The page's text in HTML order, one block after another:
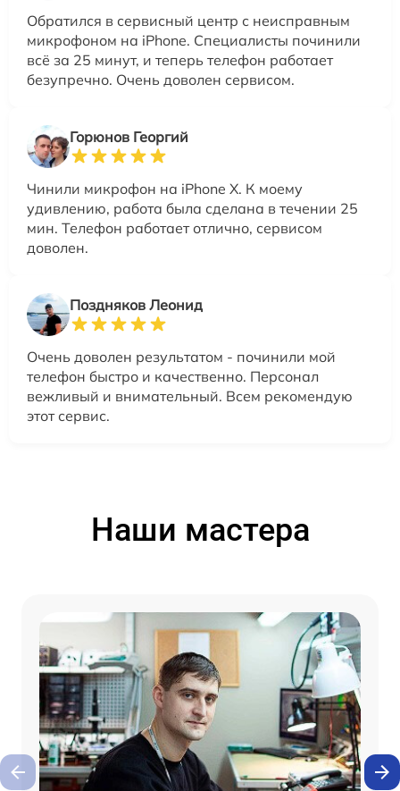
Обратился в сервисный центр с неисправным
микрофоном на iPhone. Специалисты починили
всё за 25 минут, и теперь телефон работает
безупречно. Очень доволен сервисом.
Горюнов Георгий
Чинили микрофон на iPhone X. К моему
удивлению, работа была сделана в течении 25
мин. Телефон работает отлично, сервисом
доволен.
Поздняков Леонид
Очень доволен результатом - починили мой
телефон быстро и качественно. Персонал
вежливый и внимательный. Всем рекомендую
этот сервис.
Наши мастера